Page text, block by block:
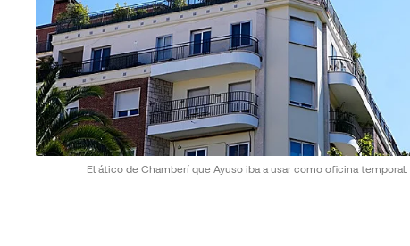
El ático de Chamberí que Ayuso iba a usar como oficina temporal.